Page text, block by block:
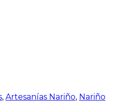
, Artesanías Nariño, Nariño